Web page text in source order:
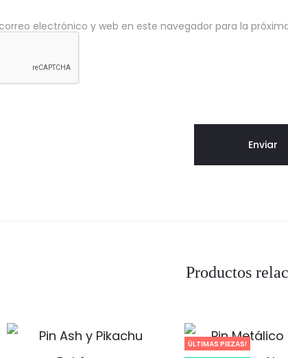
electrónico y web en este navegador para la
Productos
ÚLTIMAS PIEZAS!